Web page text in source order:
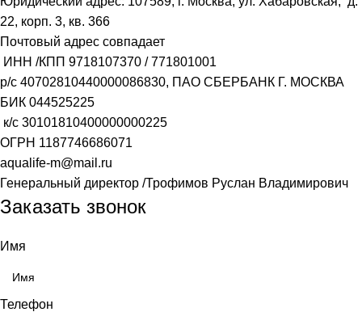
22, корп. 3, кв. 366
Почтовый адрес совпадает
ИНН /КПП 9718107370 /771801001
р/с 40702810440000086830, ПАО СБЕРБАНК Г. МОСКВА
БИК 044525225
к/с 30101810400000000225
ОГРН 1187746686071
aqualife-m@mail.ru
Генеральный директор /Трофимов Руслан Владимирович
Заказать звонок
Имя
Телефон